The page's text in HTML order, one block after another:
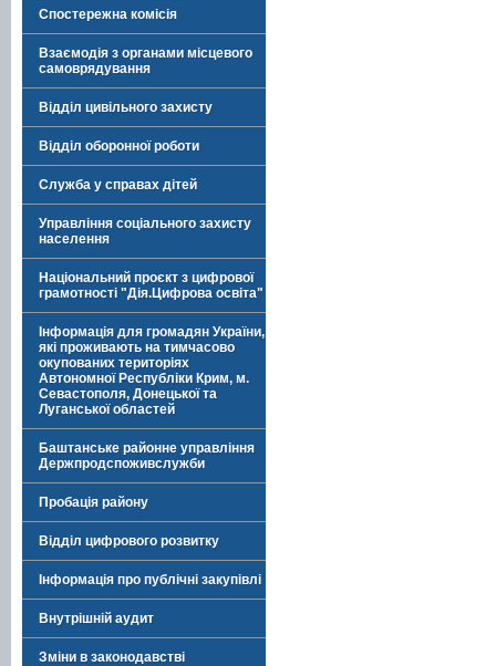
Спостережна комісія
Взаємодія з органами місцевого
самоврядування
Відділ цивільного захисту
Відділ оборонної роботи
Служба у справах дітей
Управління соціального захисту
населення
Національний проєкт з цифрової
грамотності "Дія.Цифрова освіта"
Інформація для громадян України,
які проживають на тимчасово
окупованих територіях
Автономної Республіки Крим, м.
Севастополя, Донецької та
Луганської областей
Баштанське районне управління
Держпродспоживслужби
Пробація району
Відділ цифрового розвитку
Інформація про публічні закупівлі
Внутрішній аудит
Зміни в законодавстві